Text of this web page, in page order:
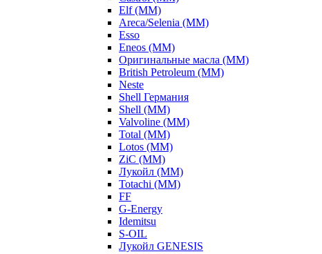
Elf (ММ)
Areca/Selenia (ММ)
Esso
Eneos (ММ)
Оригинальные масла (ММ)
British Petroleum (ММ)
Neste
Shell Германия
Shell (ММ)
Valvoline (ММ)
Total (ММ)
Lotos (ММ)
ZiC (ММ)
Лукойл (ММ)
Totachi (MM)
FF
G-Energy
Idemitsu
S-OIL
Лукойл GENESIS